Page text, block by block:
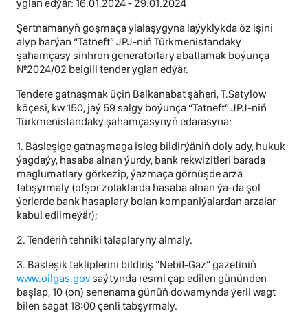
yglan edýär: 16.01.2024 - 29.01.2024
Şertnamanyň goşmaça ylalaşygyna laýyklykda öz işini
alyp barýan “Tatneft” JPJ-niň Türkmenistandaky
şahamçasy sinhron generatorlary abatlamak boýunça
№2024/02 belgili tender yglan edýär.
Tendere gatnaşmak üçin Balkanabat şäheri, T.Satylow
köçesi, kw 150, jaý 59 salgy boýunça “Tatneft” JPJ-niň
Türkmenistandaky şahamçasynyň edarasyna:
1. Bäsleşige gatnaşmaga isleg bildirýäniň doly ady, hukuk
ýagdaýy, hasaba alnan ýurdy, bank rekwizitleri barada
maglumatlary görkezip, ýazmaça görnüşde arza
tabşyrmaly (ofşor zolaklarda hasaba alnan ýa-da şol
ýerlerde bank hasaplary bolan kompaniýalardan arzalar
kabul edilmeýär);
2. Tenderiň tehniki talaplaryny almaly.
3. Bäsleşik tekliplerini bildiriş “Nebit-Gaz” gazetiniň
www.oilgas.govsaýtynda resmi çap edilen gününden
başlap, 10 (on) senenama günüň dowamynda ýerli wagt
bilen sagat 18:00 çenli tabşyrmaly.